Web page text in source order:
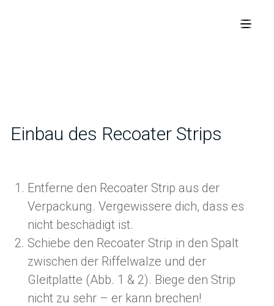
Einbau des Recoater Strips
Entferne den Recoater Strip aus der
Verpackung. Vergewissere dich, dass es
nicht beschädigt ist.
Schiebe den Recoater Strip in den Spalt
zwischen der Riffelwalze und der
Gleitplatte (Abb. 1 & 2). Biege den Strip
nicht zu sehr – er kann brechen!